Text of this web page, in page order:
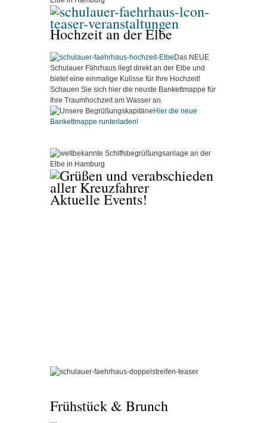
Hochzeit an der Elbe
Das NEUE
Schulauer Fährhaus liegt direkt an der Elbe und
bietet eine einmalige Kulisse für Ihre Hochzeit!
Schauen Sie sich hier die neuste Bankettmappe für
Ihre Traumhochzeit am Wasser an.
Hier die neue
Bankettmappe runterladen!
Aktuelle Events!
Frühstück & Brunch